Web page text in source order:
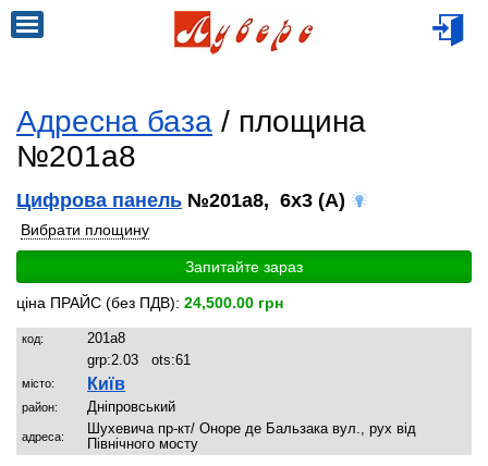
Адресна база / площина
№201a8
Цифрова панель №201a8, 6x3 (A)
Вибрати площину
Запитайте зараз
ціна ПРАЙС (без ПДВ): 24,500.00 грн
код:
201a8
grp:2.03 ots:61
місто: Київ
район: Дніпровський
адреса:
Шухевича пр-кт/ Оноре де Бальзака вул., рух від
Північного мосту